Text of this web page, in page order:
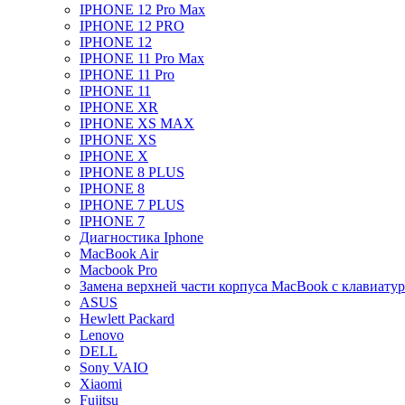
IPHONE 12 Pro Max
IPHONE 12 PRO
IPHONE 12
IPHONE 11 Pro Max
IPHONE 11 Pro
IPHONE 11
IPHONE XR
IPHONE XS MAX
IPHONE XS
IPHONE X
IPHONE 8 PLUS
IPHONE 8
IPHONE 7 PLUS
IPHONE 7
Диагностика Iphone
MacBook Air
Macbook Pro
Замена верхней части корпуса MacBook с
ASUS
Hewlett Packard
Lenovo
DELL
Sony VAIO
Xiaomi
Fujitsu